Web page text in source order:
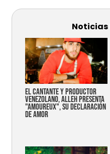
Noticias
EL CANTANTE Y PRODUCTOR
VENEZOLANO, ALLEH PRESENTA
"AMOUREUX", SU DECLARACIÓN
DE AMOR